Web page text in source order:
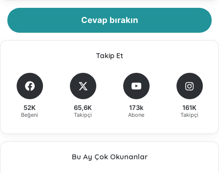
Cevap bırakın
Takip Et
52K
Beğeni
65,6K
Takipçi
173k
Abone
161K
Takipçi
Bu Ay Çok Okunanlar